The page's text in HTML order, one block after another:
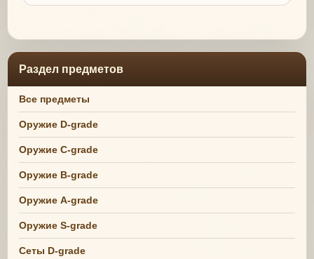
Раздел предметов
Все предметы
Оружие D-grade
Оружие C-grade
Оружие B-grade
Оружие A-grade
Оружие S-grade
Сеты D-grade